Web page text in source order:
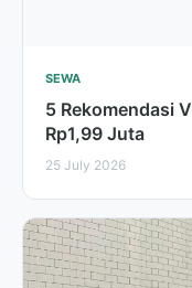
SEWA
5 Rekomendasi
Rp1,99 Juta
25 July 2026